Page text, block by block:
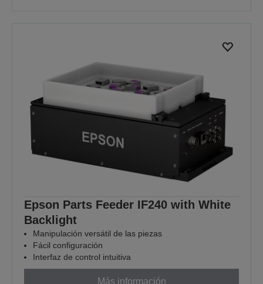
Epson Parts Feeder IF240 with White
Backlight
Manipulación versátil de las piezas
Fácil configuración
Interfaz de control intuitiva
Más información